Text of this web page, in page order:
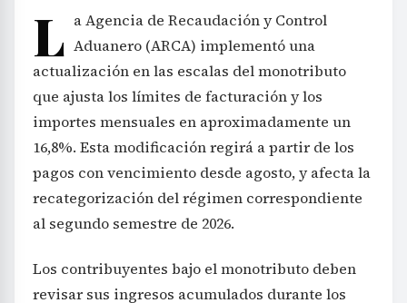
L a Agencia de Recaudación y Control
Aduanero (ARCA) implementó una
actualización en las escalas del monotributo
que ajusta los límites de facturación y los
importes mensuales en aproximadamente un
16,8%. Esta modificación regirá a partir de los
pagos con vencimiento desde agosto, y afecta la
recategorización del régimen correspondiente
al segundo semestre de 2026.
Los contribuyentes bajo el monotributo deben
revisar sus ingresos acumulados durante los